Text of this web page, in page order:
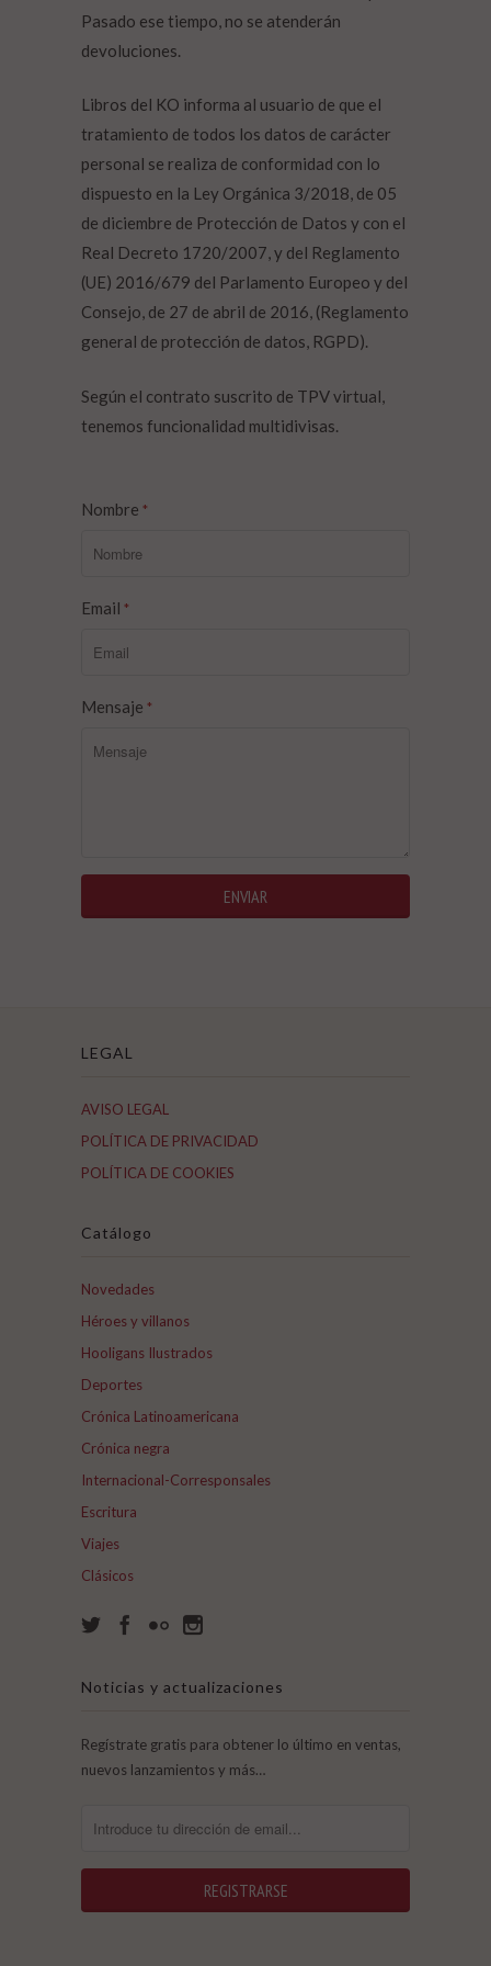
Pasado ese tiempo, no se atenderán
devoluciones.
Libros del KO informa al usuario de que el
tratamiento de todos los datos de carácter
personal se realiza de conformidad con lo
dispuesto en la Ley Orgánica 3/2018, de 05
de diciembre de Protección de Datos y con el
Real Decreto 1720/2007, y del Reglamento
(UE) 2016/679 del Parlamento Europeo y del
Consejo, de 27 de abril de 2016, (Reglamento
general de protección de datos, RGPD).
Según el contrato suscrito de TPV virtual,
tenemos funcionalidad multidivisas.
Nombre *
Email *
Mensaje *
LEGAL
AVISO LEGAL
POLÍTICA DE PRIVACIDAD
POLÍTICA DE COOKIES
Catálogo
Novedades
Héroes y villanos
Hooligans Ilustrados
Deportes
Crónica Latinoamericana
Crónica negra
Internacional-Corresponsales
Escritura
Viajes
Clásicos
Noticias y actualizaciones
Regístrate gratis para obtener lo último en ventas,
nuevos lanzamientos y más…